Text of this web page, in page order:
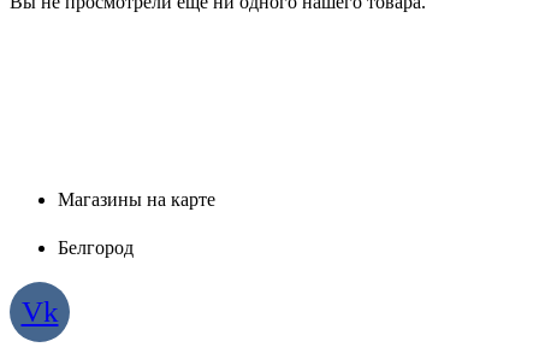
Магазины на карте
Белгород
Vk